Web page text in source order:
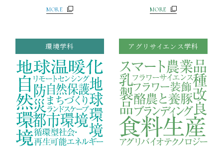
MORE MORE
環境学科 アグリサイエンス学科